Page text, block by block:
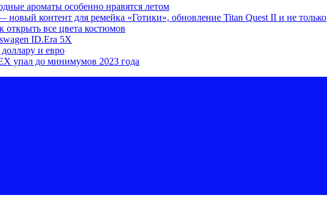
ароматы особенно нравятся летом
контент для ремейка «Готики», обновление Titan Quest II и не только
все цвета костюмов
ID.Era 5X
и евро
упал до минимумов 2023 года